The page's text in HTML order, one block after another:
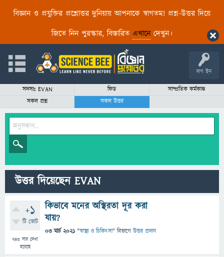
বিজ্ঞান ও প্রযুক্তির প্রশ্নোত্তর দুনিয়ায় আপনাকে স্বাগতম! প্রশ্ন-উত্তর দিয়ে
জিতে নিন পুরস্কার, বিস্তারিত এখানেদেখুন।
লগ ইন
সদস্যঃ EVAN ফিড
সাম্প্রতিক কর্মকান্ড
সকল প্রশ্ন
সকল উত্তর
উত্তর দিয়েছেন EVAN
+1
টি ভোট
743 বার দেখা
হয়েছে
কিভাবে মনের অস্থিরতা দূর করা
যায়?
03 মার্চ 2021 "স্বাস্থ্য ও চিকিৎসা" বিভাগে উত্তর প্রদান